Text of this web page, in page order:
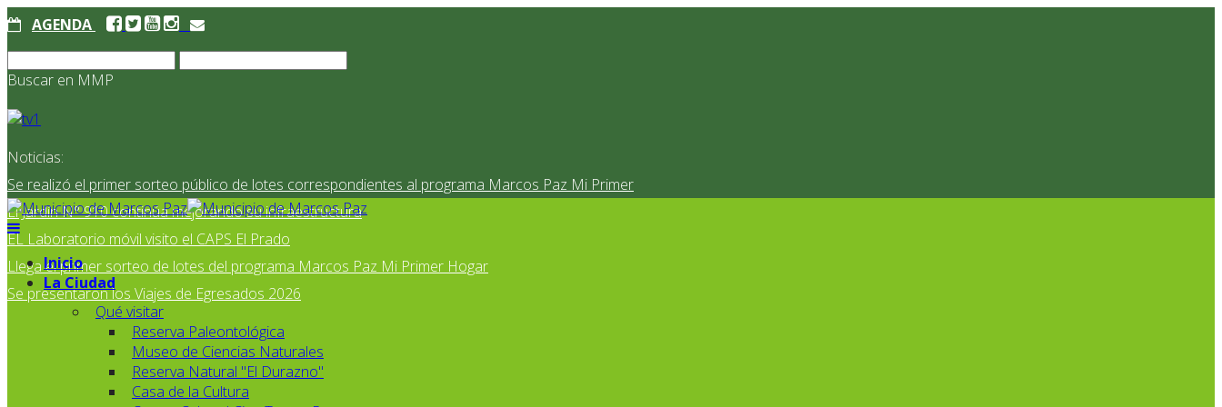
AGENDA
Buscar en MMP
Noticias:
Se realizó el primer sorteo público de lotes correspondientes al programa Marcos Paz Mi Primer
El Jardín N° 910 continúa mejorando su infraestructura
EL Laboratorio móvil visito el CAPS El Prado
Llega el primer sorteo de lotes del programa Marcos Paz Mi Primer Hogar
Se presentaron los Viajes de Egresados 2026
Inicio
La Ciudad
Qué visitar
Reserva Paleontológica
Museo de Ciencias Naturales
Reserva Natural "El Durazno"
Casa de la Cultura